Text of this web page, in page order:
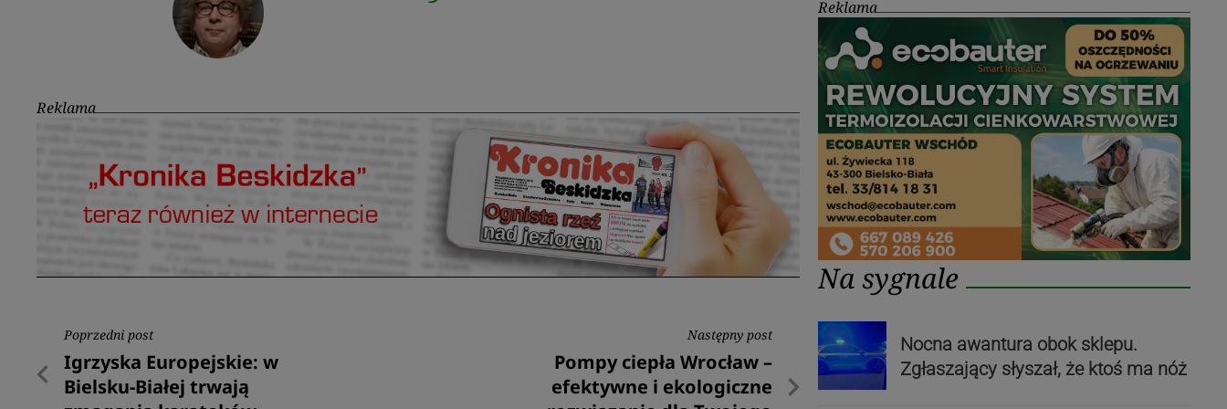
Reklama
Nawigacja
wpisu
Poprzedni post
Poprzedni
post
Igrzyska Europejskie: w
Bielsku-Białej trwają
Następny post
Następny
post
Pompy ciepła Wrocław –
efektywne i ekologiczne
Reklama
Na sygnale
Nocna awantura obok sklepu.
Zgłaszający słyszał, że ktoś ma nóż